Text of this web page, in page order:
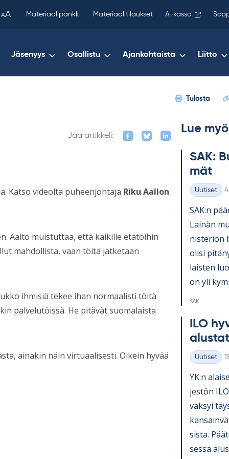
AA Materiaalipankki Materiaalitilaukset A-kassa
Jäsenyys Osallistu Ajankohtaista Liitto
Tulosta
Jaa artikkeli:
Katso videolta puheenjohtaja Riku Aallon
Aalto muistuttaa, että kaikille etätöihin
mahdollista, vaan töitä jatketaan
ihmisiä tekee ihan normaalisti töitä
palvelutöissä. He pitävät suomalaista
ainakin näin virtuaalisesti. Oikein hyvää
Lue
SAK:
mät
Kategoriat
Uutiset
SAK:n
Lainàn
nis­te­riön
olisi
lais­ten
on yli
SAK
ILO
Kategoriat
Uutiset
YK:n
jes­tön
väk­syi
sista.
sessa
copied
your
clipboard.)